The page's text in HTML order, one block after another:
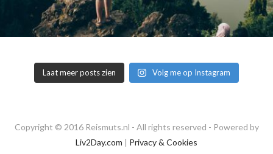
Laat meer posts zien Volg me op Instagram
Copyright © 2016 Reismuts.nl - All rights reserved - Powered by
Liv2Day.com
Privacy & Cookies